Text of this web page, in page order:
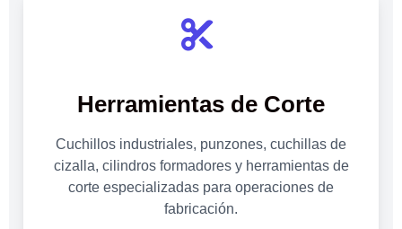
Herramientas de Corte
Cuchillos industriales, punzones, cuchillas de
cizalla, cilindros formadores y herramientas de
corte especializadas para operaciones de
fabricación.